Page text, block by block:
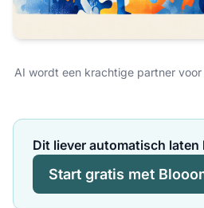
AI wordt een krachtige partner
Dit liever automatisch laten
Start gratis met